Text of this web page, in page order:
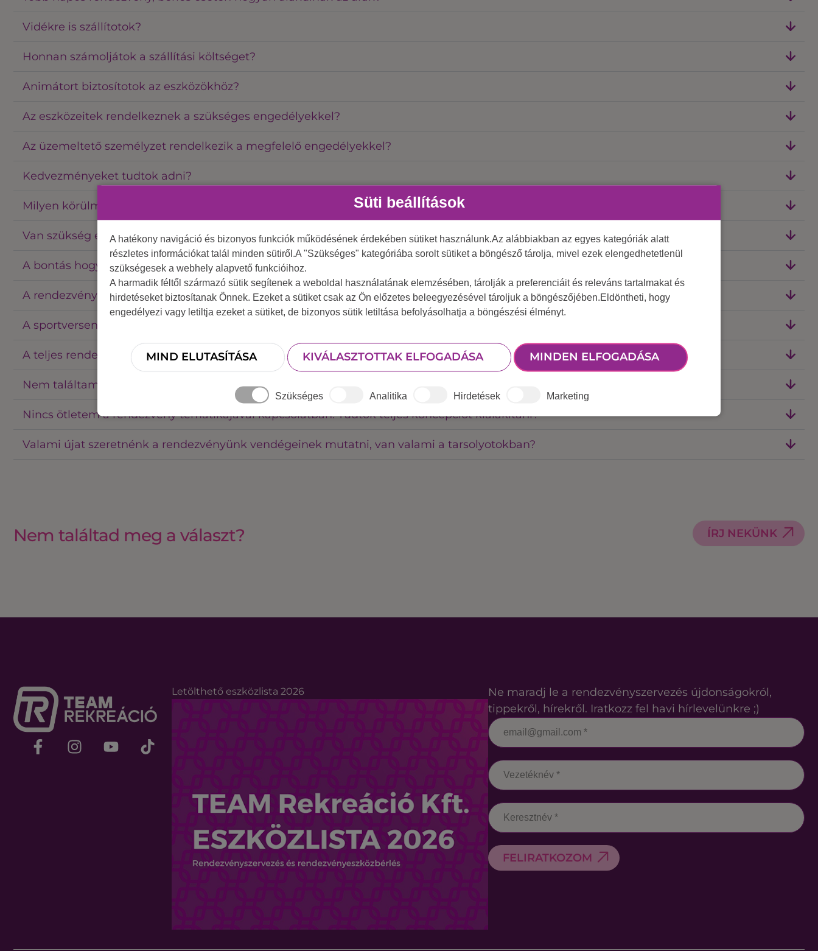
Vidékre is szállítotok?
Honnan számoljátok a szállítási költséget?
Animátort biztosítotok az eszközökhöz?
Az eszközeitek rendelkeznek a szükséges engedélyekkel?
Az üzemeltető személyzet rendelkezik a megfelelő engedélyekkel?
Kedvezményeket tudtok adni?
Milyen körülmények szükségesek az eszközök telepítéséhez?
Van szükség előzetes helyszínbejárásra?
A bontás hogyan szokott történni?
A rendezvényen felnőttek és gyerekek is lesznek, jelenthet ez problémát?
A sportversenyekhez játékvezetőkre lenne szükségünk. Meg tudjátok oldani?
A teljes rendezvény megszervezését a kezetekbe adnánk. Ilyesmivel is foglalkoztok?
Nem találtam megfelelő helyszínt a rendezvényemhez. Tudtok segíteni?
Nincs ötletem a rendezvény tematikájával kapcsolatban. Tudtok teljes koncepciót kialakítani?
Valami újat szeretnénk a rendezvényünk vendégeinek mutatni, van valami a tarsolyotokban?
Nem találtad meg a választ? ÍRJ NEKÜNK
Letölthető eszközlista 2026
Ne maradj le a rendezvényszervezés újdonságokról,
tippekről, hírekről. Iratkozz fel havi hírlevelünkre ;)
FELIRATKOZOM
Süti beállítások
A hatékony navigáció és bizonyos funkciók működésének érdekében sütiket használunk.Az alábbiakban az egyes kategóriák alatt
részletes információkat talál minden sütiről.A "Szükséges" kategóriába sorolt sütiket a böngésző tárolja, mivel ezek elengedhetetlenül
szükségesek a webhely alapvető funkcióihoz.
A harmadik féltől származó sütik segítenek a weboldal használatának elemzésében, tárolják a preferenciáit és releváns tartalmakat és
hirdetéseket biztosítanak Önnek. Ezeket a sütiket csak az Ön előzetes beleegyezésével tároljuk a böngészőjében.Eldöntheti, hogy
engedélyezi vagy letiltja ezeket a sütiket, de bizonyos sütik letiltása befolyásolhatja a böngészési élményt.
MIND ELUTASÍTÁSA KIVÁLASZTOTTAK ELFOGADÁSA MINDEN ELFOGADÁSA
Szükséges Analitika Hirdetések Marketing